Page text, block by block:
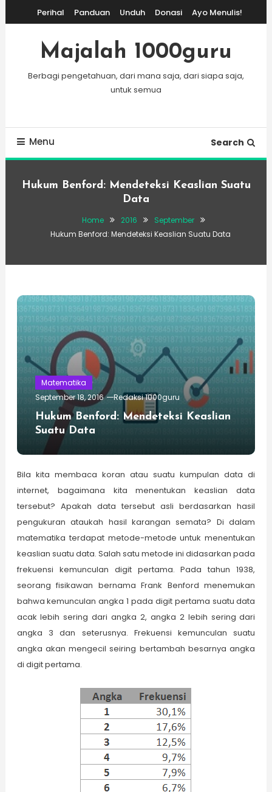
To
Content
Perihal Panduan Unduh Donasi Ayo Menulis!
Majalah 1000guru
Berbagi pengetahuan, dari mana saja, dari siapa saja,
untuk semua
Menu Search
Hukum Benford: Mendeteksi Keaslian Suatu
Data
Home 2016
September
Hukum Benford: Mendeteksi Keaslian Suatu Data
Matematika
September 18, 2016
Redaksi 1000guru
Hukum Benford: Mendeteksi Keaslian
Suatu Data
Bila kita membaca koran atau suatu kumpulan data di
internet, bagaimana kita menentukan keaslian data
tersebut? Apakah data tersebut asli berdasarkan hasil
pengukuran ataukah hasil karangan semata? Di dalam
matematika terdapat metode-metode untuk menentukan
keaslian suatu data. Salah satu metode ini didasarkan pada
frekuensi kemunculan digit pertama. Pada tahun 1938,
seorang fisikawan bernama Frank Benford menemukan
bahwa kemunculan angka 1 pada digit pertama suatu data
acak lebih sering dari angka 2, angka 2 lebih sering dari
angka 3 dan seterusnya. Frekuensi kemunculan suatu
angka akan mengecil seiring bertambah besarnya angka
di digit pertama.